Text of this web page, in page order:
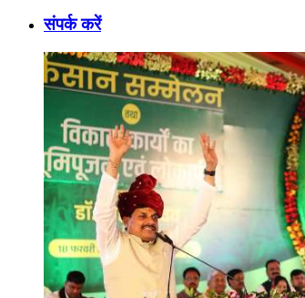
संपर्क करें